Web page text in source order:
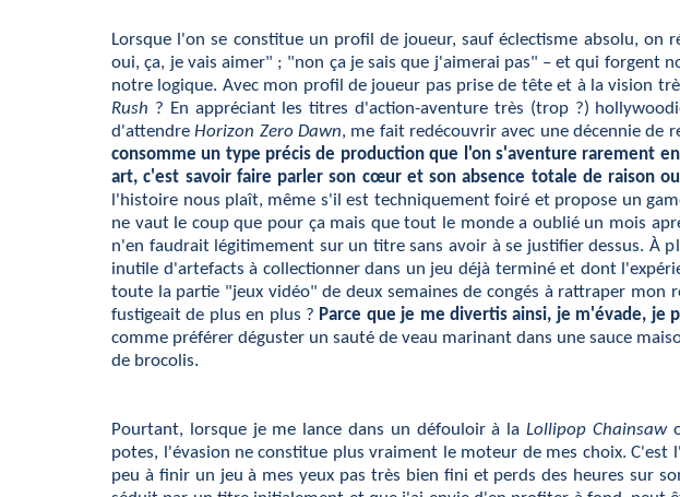
Lorsque l'on se constitue un profil de joueur, sauf éclectisme absolu,
oui, ça, je vais aimer" ; "non ça je sais que j'aimerai pas" – et qui
notre logique. Avec mon profil de joueur pas prise de tête et à la vision
Rush ? En appréciant les titres d'action-aventure très (trop ?)
d'attendreHorizon Zero Dawn, me fait redécouvrir avec une décennie de
consomme un type précis de production que l'on s'aventure rarement
art, c'est savoir faire parler son cœur et son absence totale de raison
l'histoire nous plaît, même s'il est techniquement foiré et propose un
ne vaut le coup que pour ça mais que tout le monde a oublié un mois
n'en faudrait légitimement sur un titre sans avoir à se justifier dessus. À
inutile d'artefacts à collectionner dans un jeu déjà terminé et dont
toute la partie "jeux vidéo" de deux semaines de congés à rattraper
fustigeait de plus en plus ? Parce que je me divertis ainsi, je m'évade,
comme préférer déguster un sauté de veau marinant dans une sauce
de brocolis.
Pourtant, lorsque je me lance dans un défouloir à la Lollipop Chainsaw
potes, l'évasion ne constitue plus vraiment le moteur de mes choix.
peu à finir un jeu à mes yeux pas très bien fini et perds des heures sur